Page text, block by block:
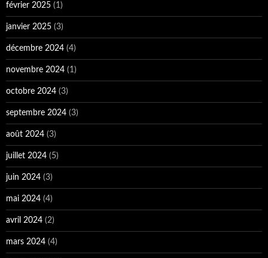
février 2025 (1)
janvier 2025 (3)
décembre 2024 (4)
novembre 2024 (1)
octobre 2024 (3)
septembre 2024 (3)
août 2024 (3)
juillet 2024 (5)
juin 2024 (3)
mai 2024 (4)
avril 2024 (2)
mars 2024 (4)